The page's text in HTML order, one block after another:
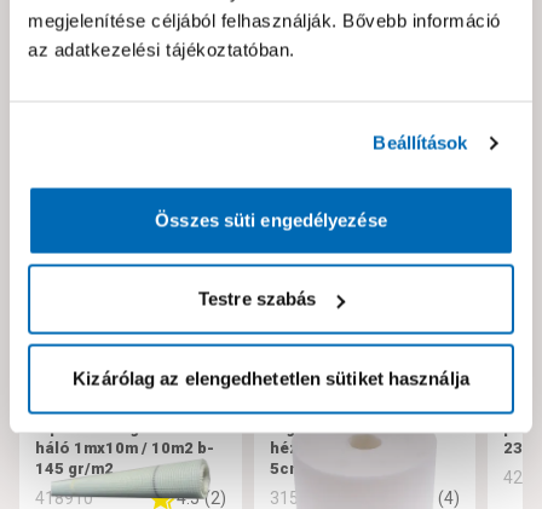
megjelenítése céljából felhasználják. Bővebb információ
az adatkezelési tájékoztatóban.
Beállítások
Összes süti engedélyezése
Testre szabás
Kizárólag az elengedhetetlen sütiket használja
Kérjük jelezd nekünk!
háló 1mx10m / 10m2 b-
145 gr/m2
418910 4.5 (2)
hézagerősítő szalag
5cmx25m/tekercs
315017 (4)